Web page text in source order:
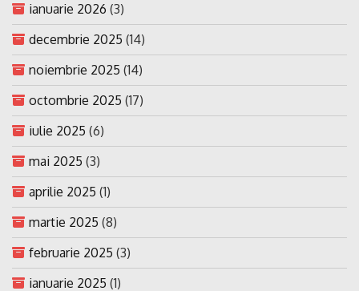
ianuarie 2026 (3)
decembrie 2025 (14)
noiembrie 2025 (14)
octombrie 2025 (17)
iulie 2025 (6)
mai 2025 (3)
aprilie 2025 (1)
martie 2025 (8)
februarie 2025 (3)
ianuarie 2025 (1)